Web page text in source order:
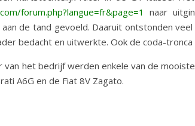
forum.php?langue=fr&page=1
naar
de tand gevoeld. Daaruit ontstonden
bedacht en uitwerkte. Ook de coda-
van het bedrijf werden enkele van de
A6G en de Fiat 8V Zagato.